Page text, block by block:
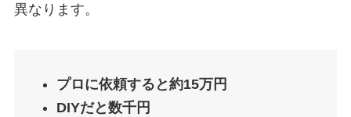
異なります。
プロに依頼すると約15万円
DIYだと数千円